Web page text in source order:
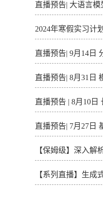
直播预告| 大语言
2024年寒假实习计划
直播预告| 9月14日
直播预告| 8月31日
直播预告 | 8月10日
直播预告| 7月27日
【保姆级】深入解
【系列直播】生成